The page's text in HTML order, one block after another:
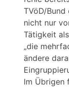
TVöD/Bund
nicht nur
Tätigkeit
„die
ändere
Im Übrigen